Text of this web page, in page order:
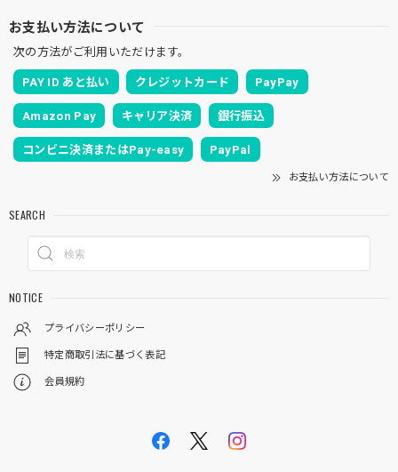
お支払い方法について
次の方法がご利用いただけます。
PAY ID あと払い クレジットカード PayPay
Amazon Pay キャリア決済 銀行振込
コンビニ決済またはPay-easy PayPal
お支払い方法について
SEARCH
NOTICE
プライバシーポリシー
特定商取引法に基づく表記
会員規約